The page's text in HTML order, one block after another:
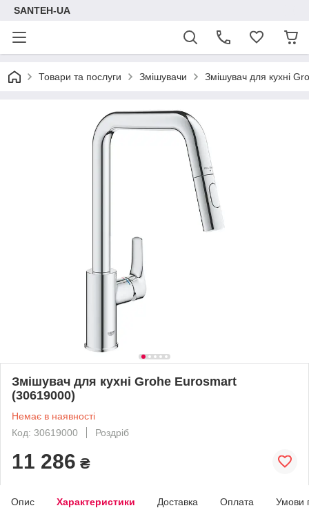
SANTEH-UA
Товари та послуги Змішувачи Змішувач для кухні
Змішувач для кухні Grohe Eurosmart
(30619000)
Немає в наявності
Код: 30619000
Роздріб
11 286 ₴
Опис Характеристики Доставка Оплата Умови